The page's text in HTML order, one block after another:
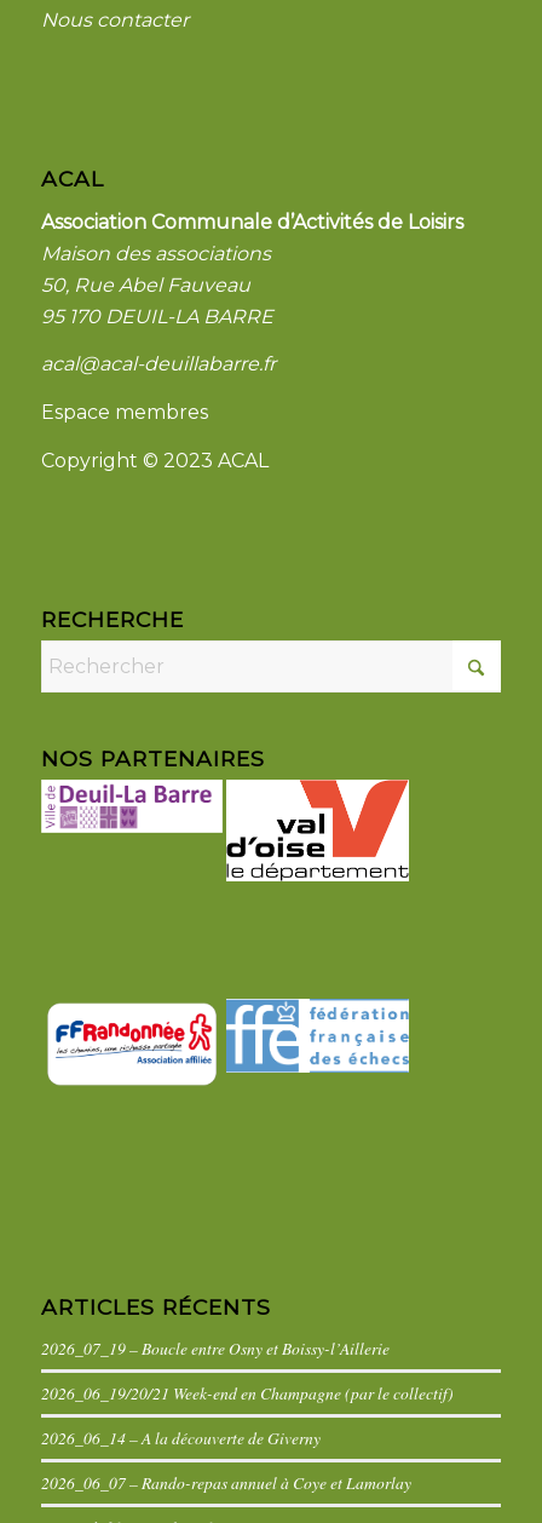
Nous contacter
ACAL
Association Communale d’Activités de Loisirs
Maison des associations
50, Rue Abel Fauveau
95 170 DEUIL-LA BARRE
acal@acal-deuillabarre.fr
Espace membres
Copyright © 2023 ACAL
RECHERCHE
NOS PARTENAIRES
ARTICLES RÉCENTS
2026_07_19 – Boucle entre Osny et Boissy-l’Aillerie
2026_06_19/20/21 Week-end en Champagne (par le collectif)
2026_06_14 – A la découverte de Giverny
2026_06_07 – Rando-repas annuel à Coye et Lamorlay